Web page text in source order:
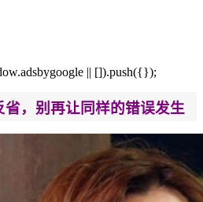
|| []).push({});
，别再让同样的错误发生